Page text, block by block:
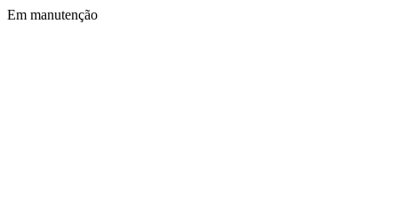
Em manutenção